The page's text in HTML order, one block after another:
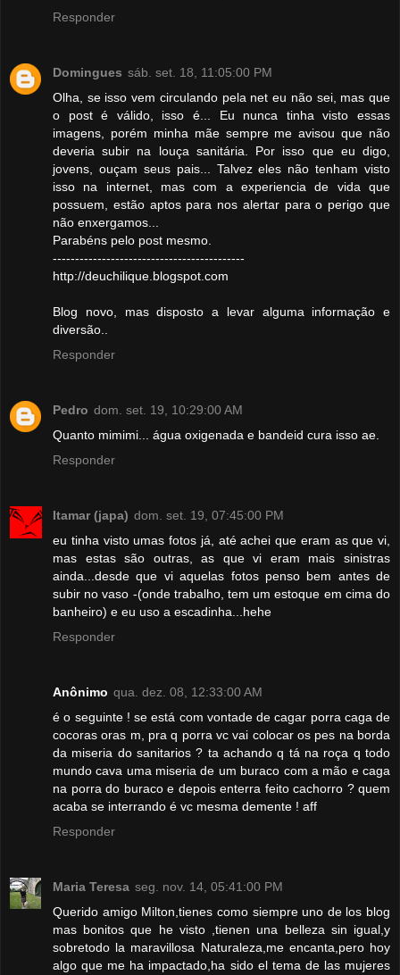
Responder
Domingues sáb. set. 18, 11:05:00 PM
Olha, se isso vem circulando pela net eu não sei, mas que
o post é válido, isso é... Eu nunca tinha visto essas
imagens, porém minha mãe sempre me avisou que não
deveria subir na louça sanitária. Por isso que eu digo,
jovens, ouçam seus pais... Talvez eles não tenham visto
isso na internet, mas com a experiencia de vida que
possuem, estão aptos para nos alertar para o perigo que
não enxergamos...
Parabéns pelo post mesmo.
-------------------------------------------
http://deuchilique.blogspot.com
Blog novo, mas disposto a levar alguma informação e
diversão..
Responder
Pedro dom. set. 19, 10:29:00 AM
Quanto mimimi... água oxigenada e bandeid cura isso ae.
Responder
Itamar (japa) dom. set. 19, 07:45:00 PM
eu tinha visto umas fotos já, até achei que eram as que vi,
mas estas são outras, as que vi eram mais sinistras
ainda...desde que vi aquelas fotos penso bem antes de
subir no vaso -(onde trabalho, tem um estoque em cima do
banheiro) e eu uso a escadinha...hehe
Responder
Anônimo qua. dez. 08, 12:33:00 AM
é o seguinte ! se está com vontade de cagar porra caga de
cocoras oras m, pra q porra vc vai colocar os pes na borda
da miseria do sanitarios ? ta achando q tá na roça q todo
mundo cava uma miseria de um buraco com a mão e caga
na porra do buraco e depois enterra feito cachorro ? quem
acaba se interrando é vc mesma demente ! aff
Responder
Maria Teresa seg. nov. 14, 05:41:00 PM
Querido amigo Milton,tienes como siempre uno de los blog
mas bonitos que he visto ,tienen una belleza sin igual,y
sobretodo la maravillosa Naturaleza,me encanta,pero hoy
algo que me ha impactado,ha sido el tema de las mujeres